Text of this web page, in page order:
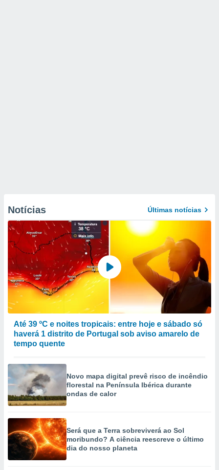
Notícias Últimas notícias
Até 39 ºC e noites tropicais: entre hoje e sábado só
haverá 1 distrito de Portugal sob aviso amarelo de
tempo quente
Novo mapa digital prevê risco de incêndio
florestal na Península Ibérica durante
ondas de calor
Será que a Terra sobreviverá ao Sol
moribundo? A ciência reescreve o último
dia do nosso planeta